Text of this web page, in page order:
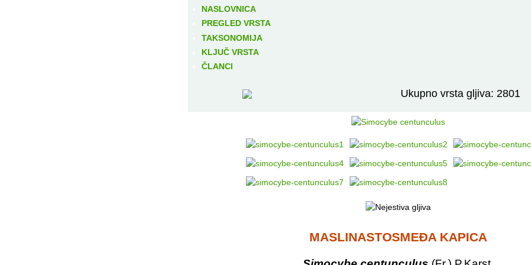
NASLOVNICA
PREGLED VRSTA
TAKSONOMIJA
KLJUČ VRSTA
ČLANCI
Ukupno vrsta gljiva: 2801
MASLINASTOSMEĐA KAPICA